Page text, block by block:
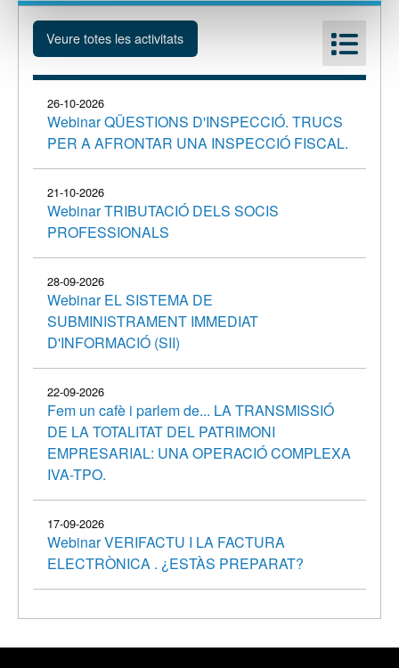
26-10-2026
Webinar QÜESTIONS D'INSPECCIÓ. TRUCS
PER A AFRONTAR UNA INSPECCIÓ FISCAL.
21-10-2026
Webinar TRIBUTACIÓ DELS SOCIS
PROFESSIONALS
28-09-2026
Webinar EL SISTEMA DE
SUBMINISTRAMENT IMMEDIAT
D'INFORMACIÓ (SII)
22-09-2026
Fem un cafè i parlem de... LA TRANSMISSIÓ
DE LA TOTALITAT DEL PATRIMONI
EMPRESARIAL: UNA OPERACIÓ COMPLEXA
IVA-TPO.
17-09-2026
Webinar VERIFACTU I LA FACTURA
ELECTRÒNICA . ¿ESTÀS PREPARAT?